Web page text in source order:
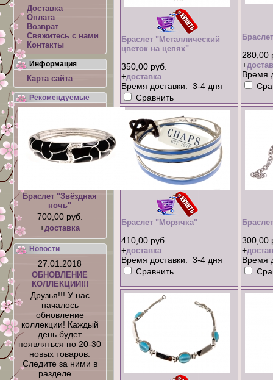
Браслет "Металлический
цветок на цепях"
350,00 руб.
+доставка
Время доставки: 3-4 дня
Сравнить
280,00
+
Время
Браслет "Морячка"
410,00 руб.
+доставка
Время доставки: 3-4 дня
Сравнить
300,00
+
Время
Доставка
Оплата
Возврат
Свяжитесь с нами
Контакты
Информация
Карта сайта
Рекомендуемые
Браслет "Звёздная
ночь"
700,00 руб.
+доставка
Новости
27.01.2018
ОБНОВЛЕНИЕ
КОЛЛЕКЦИИ!!!
Друзья!!! У нас
началось
обновление
коллекции! Каждый
день будет
появляться по 20-30
новых товаров.
Следите за ними в
разделе ...